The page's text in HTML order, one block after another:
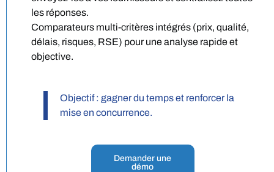
les réponses.
Comparateurs multi-critères intégrés (prix, qualité,
délais, risques, RSE) pour une analyse rapide et
objective.
Objectif : gagner du temps et renforcer la
mise en concurrence.
Demander une
démo